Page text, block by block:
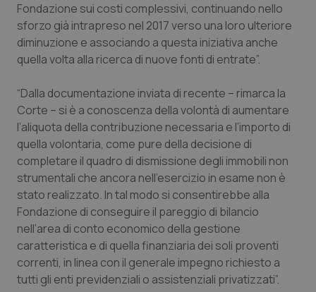
Provincia Autonoma di Trento
Puglia
Sardegna
Sicilia
Toscana
Umbria
Valle D’Aosta
Veneto
Ipertensione & Scompenso
Malattie rare
Malattia di Crohn & Rettocolite Ulcerosa
Neuroscienze & patologie neurodegenerative
Obesità
Oftalmologia
Oncodermatologia
Oncoematologia
Fondazione sui costi complessivi, continuando nello
sforzo già intrapreso nel 2017 verso una loro ulteriore
diminuzione e associando a questa iniziativa anche
quella volta alla ricerca di nuove fonti di entrate”.
“Dalla documentazione inviata di recente – rimarca la
Corte – si è a conoscenza della volontà di aumentare
l’aliquota della contribuzione necessaria e l’importo di
quella volontaria, come pure della decisione di
completare il quadro di dismissione degli immobili non
strumentali che ancora nell’esercizio in esame non è
stato realizzato. In tal modo si consentirebbe alla
Fondazione di conseguire il pareggio di bilancio
nell’area di conto economico della gestione
caratteristica e di quella finanziaria dei soli proventi
correnti, in linea con il generale impegno richiesto a
tutti gli enti previdenziali o assistenziali privatizzati”.